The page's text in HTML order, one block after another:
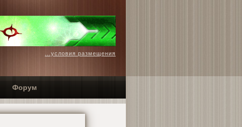
...условия размещения
Форум